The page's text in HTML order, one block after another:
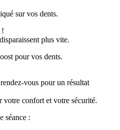
sur vos dents.
!
plus vite.
pour vos dents.
vous pour un résultat
votre confort et votre sécurité.
séance :